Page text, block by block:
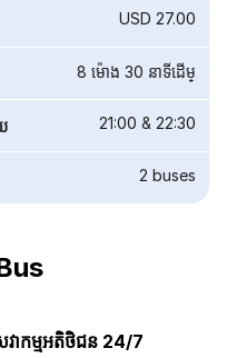
USD 27.00
8 ម៉ោង 30 នាទី​ដើម្
21:00 & 22:30
2 buses
វាកម្មអតិថិជន 24/7